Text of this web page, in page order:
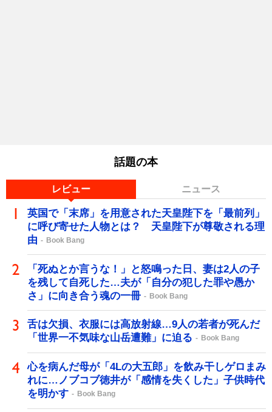
話題の本
レビュー ニュース
英国で「末席」を用意された天皇陛下を「最前列」
に呼び寄せた人物とは？ 天皇陛下が尊敬される理
由
Book Bang
「死ぬとか言うな！」と怒鳴った日、妻は2人の子
を残して自死した…夫が「自分の犯した罪や愚か
さ」に向き合う魂の一冊
Book Bang
舌は欠損、衣服には高放射線…9人の若者が死んだ
「世界一不気味な山岳遭難」に迫る
Book Bang
心を病んだ母が「4Lの大五郎」を飲み干しゲロまみ
れに…ノブコブ徳井が「感情を失くした」子供時代
を明かす
Book Bang